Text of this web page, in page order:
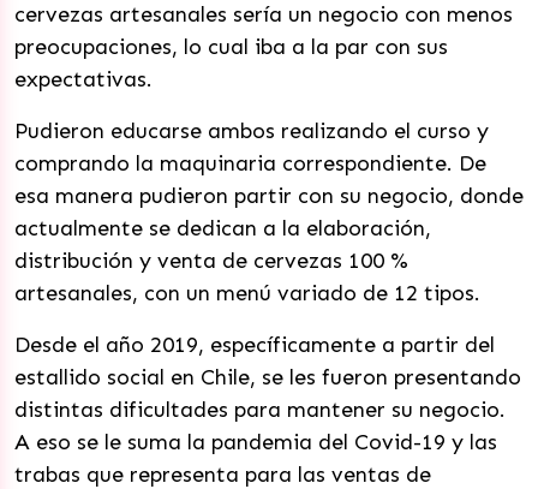
cervezas artesanales sería un negocio con menos
preocupaciones, lo cual iba a la par con sus
expectativas.
Pudieron educarse ambos realizando el curso y
comprando la maquinaria correspondiente. De
esa manera pudieron partir con su negocio, donde
actualmente se dedican a la elaboración,
distribución y venta de cervezas 100 %
artesanales, con un menú variado de 12 tipos.
Desde el año 2019, específicamente a partir del
estallido social en Chile, se les fueron presentando
distintas dificultades para mantener su negocio.
A eso se le suma la pandemia del Covid-19 y las
trabas que representa para las ventas de